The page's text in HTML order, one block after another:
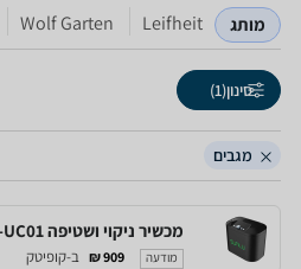
מותג Leifheit
Wolf Garten
סינון(1)
מגבים
מודעה 909 ₪ ב-קופיטק